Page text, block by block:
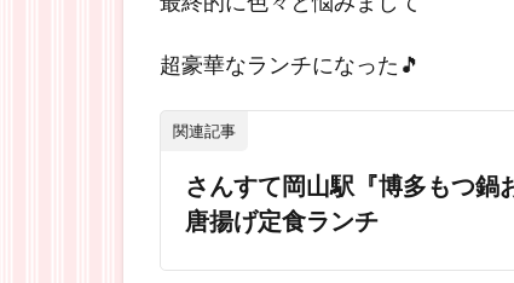
超豪華なランチになった🎵
関連記事
さんすて岡山駅『博多もつ鍋
唐揚げ定食ランチ